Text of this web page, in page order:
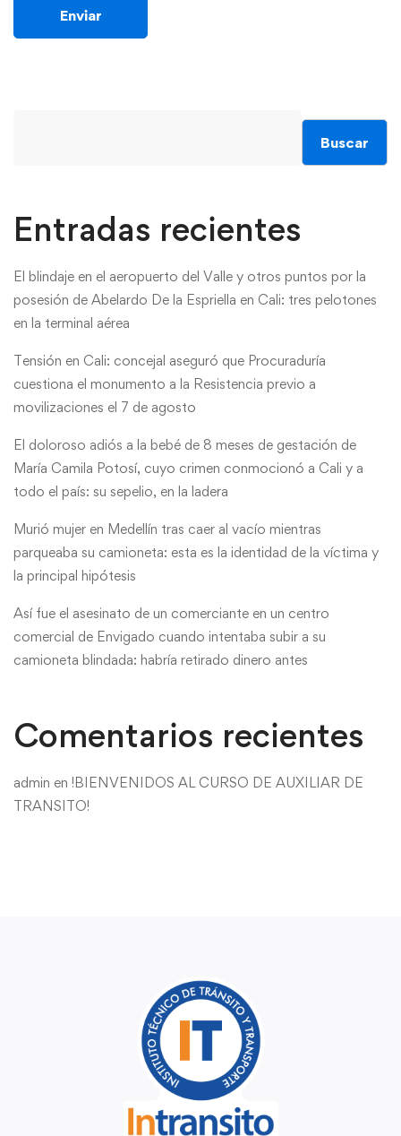
Buscar
Entradas recientes
El blindaje en el aeropuerto del Valle y otros puntos por la
posesión de Abelardo De la Espriella en Cali: tres pelotones
en la terminal aérea
Tensión en Cali: concejal aseguró que Procuraduría
cuestiona el monumento a la Resistencia previo a
movilizaciones el 7 de agosto
El doloroso adiós a la bebé de 8 meses de gestación de
María Camila Potosí, cuyo crimen conmocionó a Cali y a
todo el país: su sepelio, en la ladera
Murió mujer en Medellín tras caer al vacío mientras
parqueaba su camioneta: esta es la identidad de la víctima y
la principal hipótesis
Así fue el asesinato de un comerciante en un centro
comercial de Envigado cuando intentaba subir a su
camioneta blindada: habría retirado dinero antes
Comentarios recientes
admin en !BIENVENIDOS AL CURSO DE AUXILIAR DE
TRANSITO!